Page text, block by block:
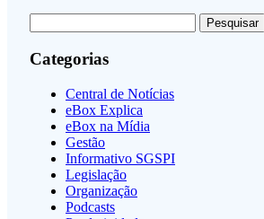
por:
Categorias
Central de Notícias
eBox Explica
eBox na Mídia
Gestão
Informativo SGSPI
Legislação
Organização
Podcasts